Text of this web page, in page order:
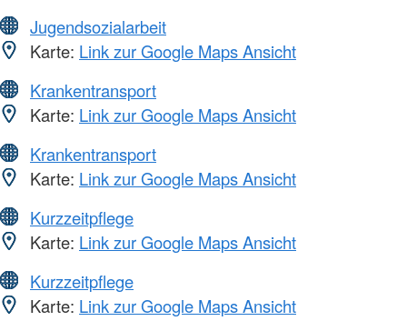
Jugendsozialarbeit
Karte: Link zur Google Maps Ansicht
Krankentransport
Karte: Link zur Google Maps Ansicht
Krankentransport
Karte: Link zur Google Maps Ansicht
Kurzzeitpflege
Karte: Link zur Google Maps Ansicht
Kurzzeitpflege
Karte: Link zur Google Maps Ansicht